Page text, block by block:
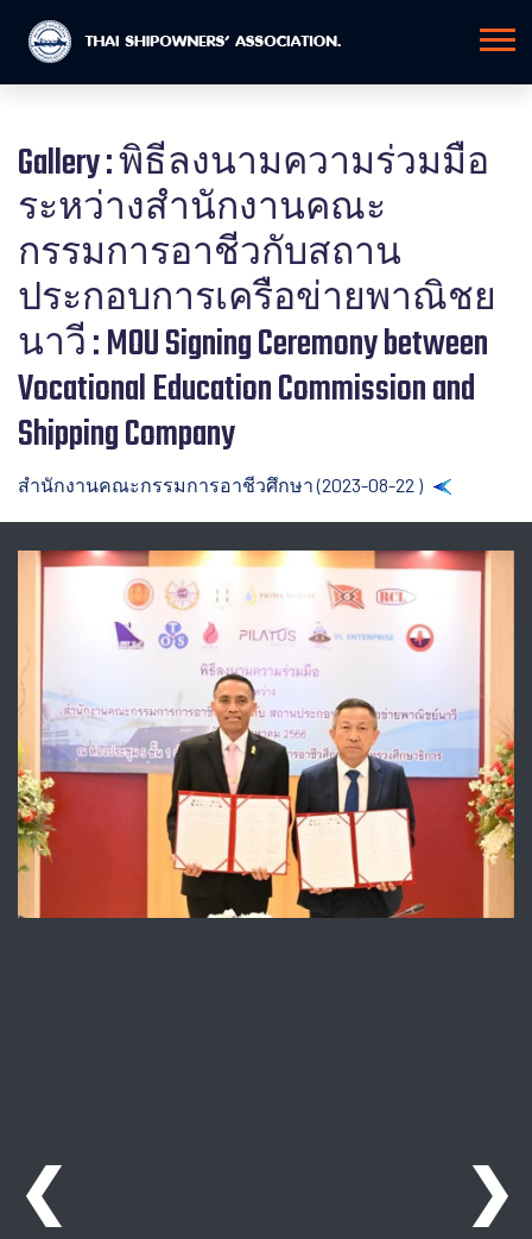
Gallery : พิธีลงนามความร่วมมือ
ระหว่างสำนักงานคณะ
กรรมการอาชีวกับสถาน
ประกอบการเครือข่ายพาณิชย
นาวี : MOU Signing Ceremony between
Vocational Education Commission and
Shipping Company
สำนักงานคณะกรรมการอาชีวศึกษา (2023-08-22 )
❮ ❯